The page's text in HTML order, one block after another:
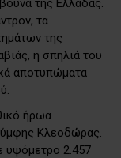
τα
της
η σπηλιά του
αποτυπώματα
ήρωα
Κλεοδώρας.
υψόμετρο 2.457